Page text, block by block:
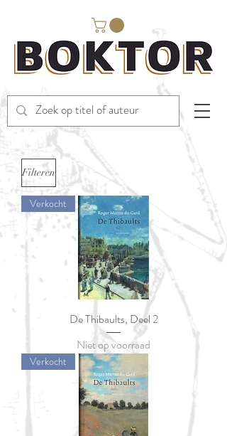
Filteren
Verkocht
De Thibaults, Deel 2
Niet op voorraad
Verkocht